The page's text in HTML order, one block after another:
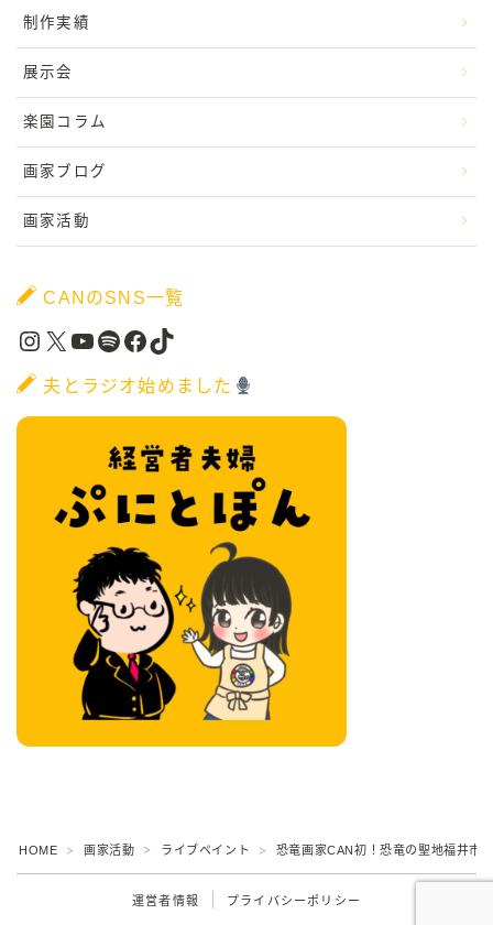
制作実績
展示会
楽園コラム
画家ブログ
画家活動
CANのSNS一覧
Instagram X YouTube Spotify Facebook TikTok
夫とラジオ始めました
HOME ＞ 画家活動 ＞ ライブペイント ＞ 恐竜画家CAN初！恐竜の聖地福井市
運営者情報 プライバシーポリシー